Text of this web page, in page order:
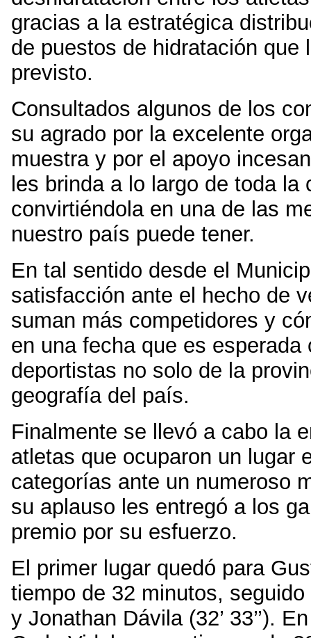
gracias a la estratégica
de puestos de hidratación que
previsto.
Consultados algunos de los
su agrado por la excelente
muestra y por el apoyo
les brinda a lo largo de toda la
convirtiéndola en una de las
nuestro país puede tener.
En tal sentido desde el
satisfacción ante el hecho de
suman más competidores y
en una fecha que es
deportistas no solo de la
geografía del país.
Finalmente se llevó a cabo la
atletas que ocuparon un lugar
categorías ante un numeroso
su aplauso les entregó a los
premio por su esfuerzo.
El primer lugar quedó para
tiempo de 32 minutos, seguido
y Jonathan Dávila (32’ 33’’).